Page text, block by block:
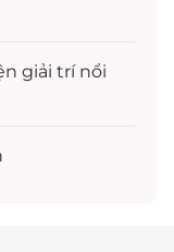
giải trínổi